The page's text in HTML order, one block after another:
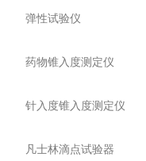
弹性试验仪
药物锥入度测定仪
针入度锥入度测定仪
凡士林滴点试验器